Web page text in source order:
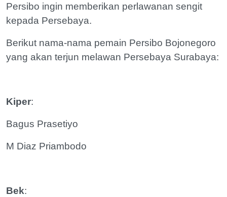
Persibo ingin memberikan perlawanan sengit
kepada Persebaya.
Berikut nama-nama pemain Persibo Bojonegoro
yang akan terjun melawan Persebaya Surabaya:
Kiper:
Bagus Prasetiyo
M Diaz Priambodo
Bek: